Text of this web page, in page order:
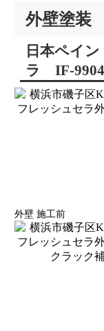
外壁塗装
日本ペイ
ラ IF-9904
外壁 施工前